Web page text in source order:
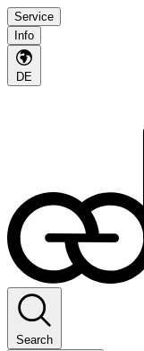
Service
Info
DE
Search